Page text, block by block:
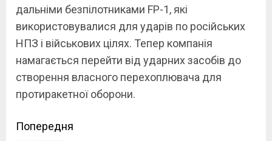
дальніми безпілотниками FP-1, які
використовувалися для ударів по російських
НПЗ і військових цілях. Тепер компанія
намагається перейти від ударних засобів до
створення власного перехоплювача для
протиракетної оборони.
Continue
Попередня